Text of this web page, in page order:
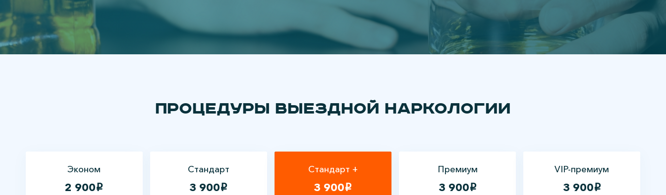
Процедуры выездной наркологии
Эконом
2 900i
Стандарт
3 900i
Стандарт +
3 900i
Премиум
3 900i
VIP-премиум
3 900i